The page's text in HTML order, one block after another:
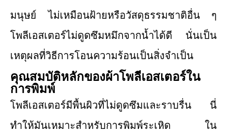
มนุษย์ ไม่เหมือนฝ้ายหรือวัสดุธรรมชาติอื่น ๆ
โพลีเอสเตอร์ไม่ดูดซึมหมึกจากน้ำได้ดี นั่นเป็น
เหตุผลที่วิธีการโอนความร้อนเป็นสิ่งจำเป็น
คุณสมบัติหลักของผ้าโพลีเอสเตอร์ใน
การพิมพ์
โพลีเอสเตอร์มีพื้นผิวที่ไม่ดูดซึมและราบรื่น นี่
ทำให้มันเหมาะสำหรับการพิมพ์ระเหิด ใน